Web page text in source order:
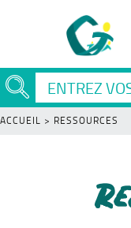
ACCUEIL > RESSOURCES